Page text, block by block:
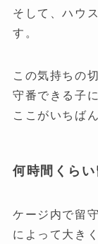
そして、ハウ
す。
この気持ちの
守番できる子
ここがいちば
何時間くらい
ケージ内で留
によって大き